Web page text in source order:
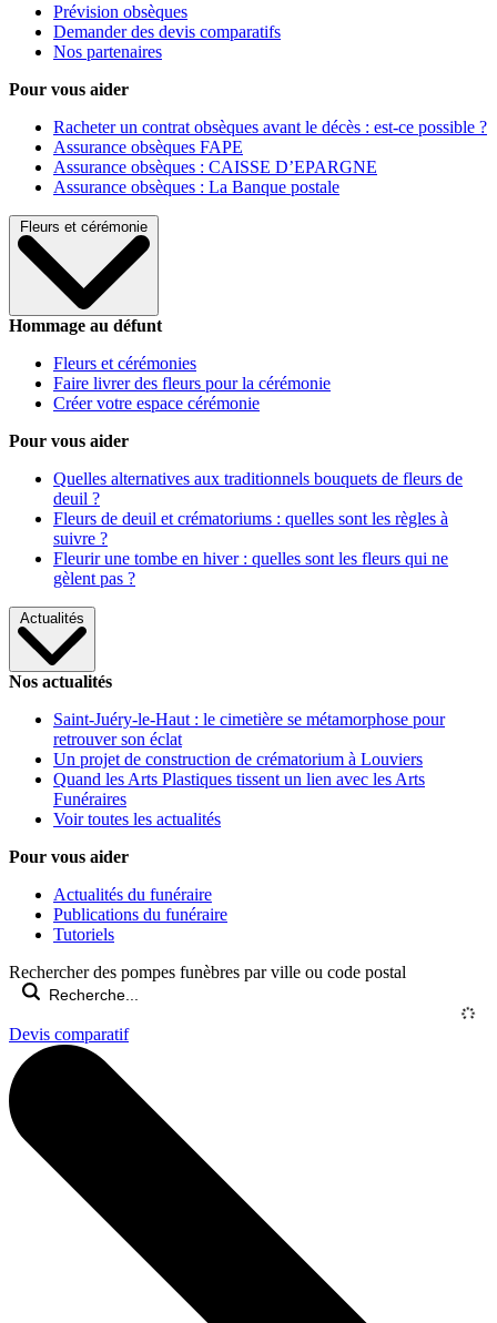
Prévision obsèques
Demander des devis comparatifs
Nos partenaires
Pour vous aider
Racheter un contrat obsèques avant le décès : est-ce possible ?
Assurance obsèques FAPE
Assurance obsèques : CAISSE D’EPARGNE
Assurance obsèques : La Banque postale
Fleurs et cérémonie
Hommage au défunt
Fleurs et cérémonies
Faire livrer des fleurs pour la cérémonie
Créer votre espace cérémonie
Pour vous aider
Quelles alternatives aux traditionnels bouquets de fleurs de
deuil ?
Fleurs de deuil et crématoriums : quelles sont les règles à
suivre ?
Fleurir une tombe en hiver : quelles sont les fleurs qui ne
gèlent pas ?
Actualités
Nos actualités
Saint-Juéry-le-Haut : le cimetière se métamorphose pour
retrouver son éclat
Un projet de construction de crématorium à Louviers
Quand les Arts Plastiques tissent un lien avec les Arts
Funéraires
Voir toutes les actualités
Pour vous aider
Actualités du funéraire
Publications du funéraire
Tutoriels
Rechercher des pompes funèbres par ville ou code postal
Devis comparatif